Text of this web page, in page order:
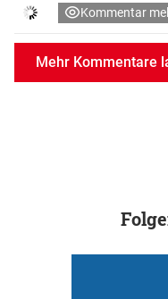
Kommentar
Mehr Kommentare